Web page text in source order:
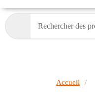
Accueil /